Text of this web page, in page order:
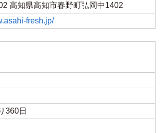
高知県高知市春野町弘岡中1402
fresh.jp/
360日